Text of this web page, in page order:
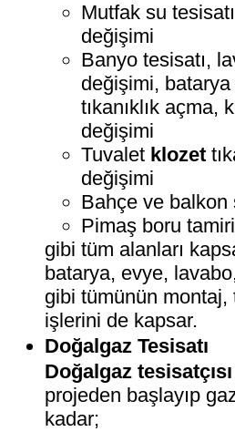
Mutfak su
değişimi
Banyo tesisatı,
değişimi,
tıkanıklık açma,
değişimi
Tuvalet klozet
değişimi
Bahçe ve balkon
Pimaş boru
gibi tüm alanları
batarya, evye,
gibi tümünün montaj,
işlerini de kapsar.
Doğalgaz Tesisatı
Doğalgaz tesisatçısı
projeden başlayıp
kadar;